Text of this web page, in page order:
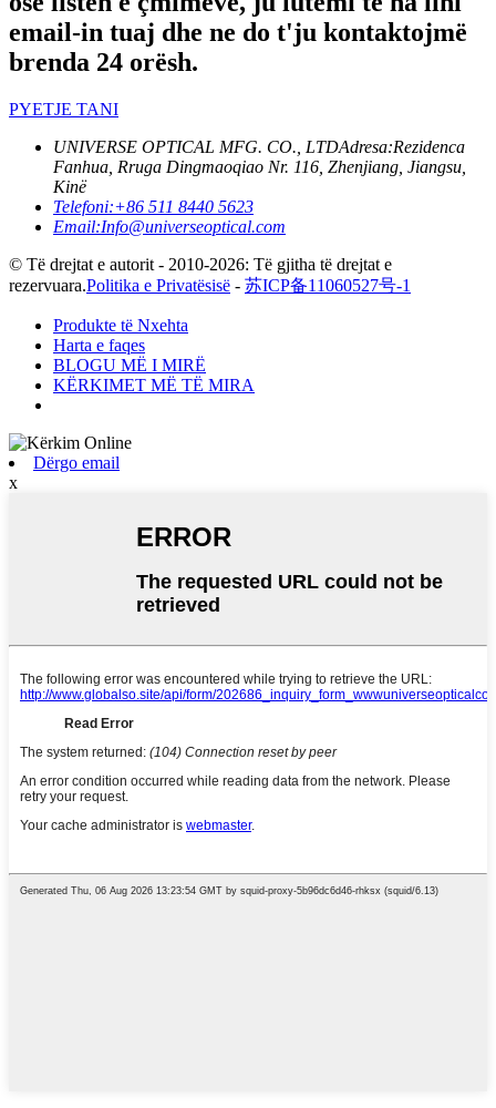
email-in tuaj dhe ne do t'ju kontaktojmë
brenda 24 orësh.
PYETJE TANI
UNIVERSE OPTICAL MFG. CO., LTDAdresa:Rezidenca
Fanhua, Rruga Dingmaoqiao Nr. 116, Zhenjiang, Jiangsu,
Kinë
Telefoni:+86 511 8440 5623
Email:Info@universeoptical.com
© Të drejtat e autorit - 2010-2026: Të gjitha të drejtat e
rezervuara.Politika e Privatësisë - 苏ICP备11060527号-1
Produkte të Nxehta
Harta e faqes
BLOGU MË I MIRË
KËRKIMET MË TË MIRA
Dërgo email
x